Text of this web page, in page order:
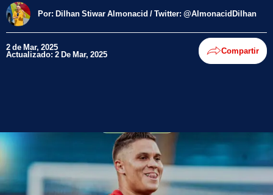
Por: Dilhan Stiwar Almonacid / Twitter: @AlmonacidDilhan
2 de Mar, 2025
Actualizado: 2 De Mar, 2025 Compartir